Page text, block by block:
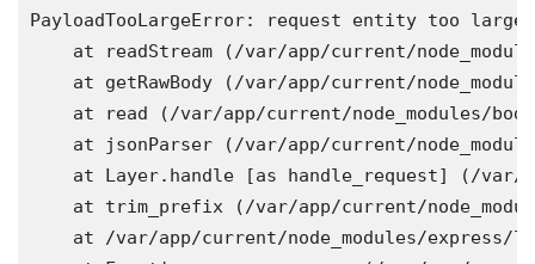
PayloadTooLargeError: request entity too large
at readStream (/var/app/current/
at getRawBody (/var/app/current/
at read (/var/app/current/node_modules/
at jsonParser (/var/app/current/
at Layer.handle [as handle_request] (/var/
at trim_prefix (/var/app/current/
at /var/app/current/node_modules/express/